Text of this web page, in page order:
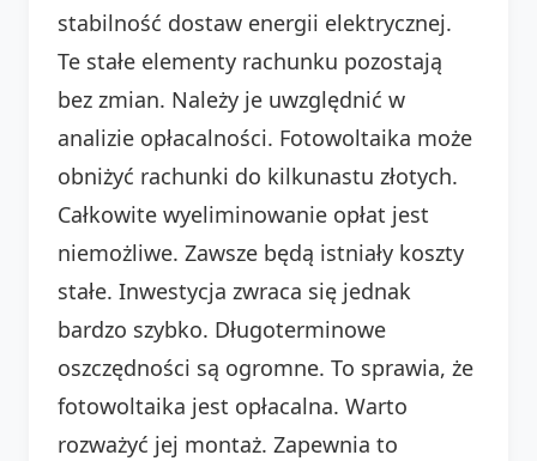
stabilność dostaw energii elektrycznej.
Te stałe elementy rachunku pozostają
bez zmian. Należy je uwzględnić w
analizie opłacalności. Fotowoltaika może
obniżyć rachunki do kilkunastu złotych.
Całkowite wyeliminowanie opłat jest
niemożliwe. Zawsze będą istniały koszty
stałe. Inwestycja zwraca się jednak
bardzo szybko. Długoterminowe
oszczędności są ogromne. To sprawia, że
fotowoltaika jest opłacalna. Warto
rozważyć jej montaż. Zapewnia to